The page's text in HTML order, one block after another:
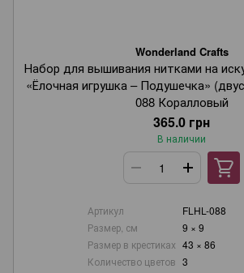
Wonderland Crafts
Набор для вышивания нитками на
«Ёлочная игрушка – Подушечка»
088 Коралловый
365.0 грн
В наличии
Артикул
FLHL-088
Размер, см
9 × 9
Размер в крестиках 43 × 86
Количество цветов 3